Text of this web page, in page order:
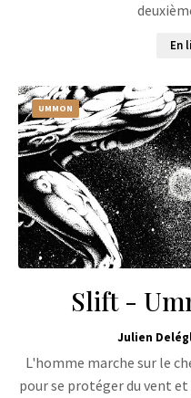
En
UMMON
Slift -
Julien
L'homme marche sur le
pour se protéger du vent